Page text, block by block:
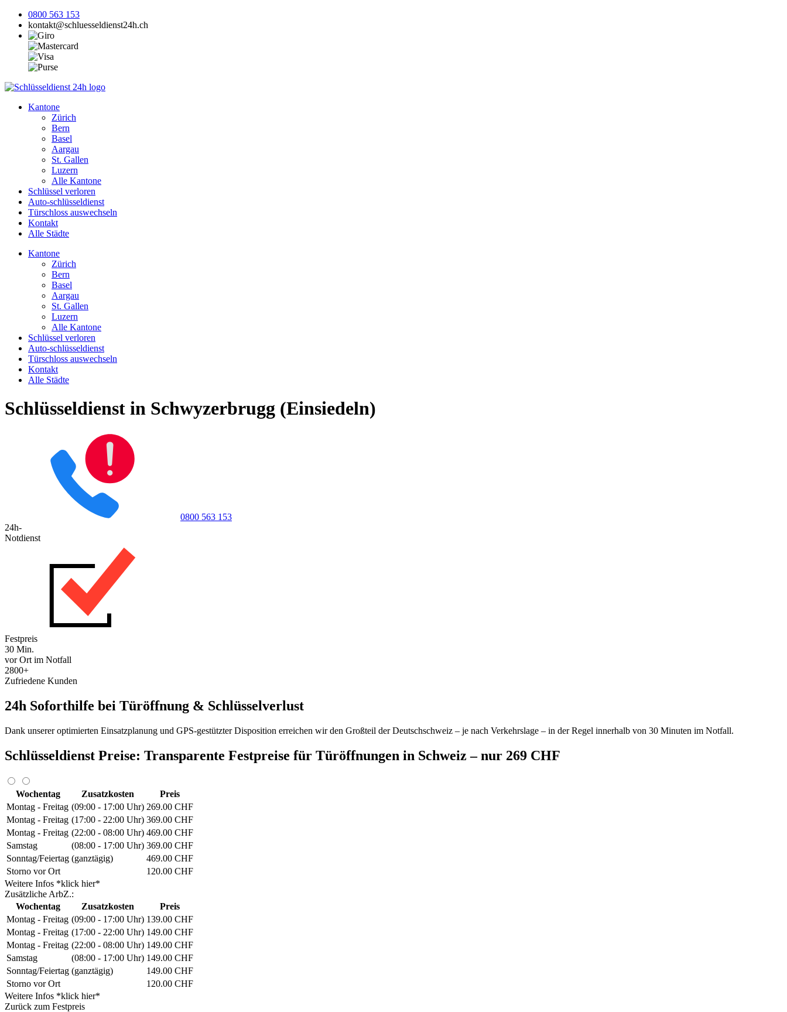
0800 563 153
kontakt@schluesseldienst24h.ch
Kantone
Zürich
Bern
Basel
Aargau
St. Gallen
Luzern
Alle Kantone
Schlüssel verloren
Auto-schlüsseldienst
Türschloss auswechseln
Kontakt
Alle Städte
Kantone
Zürich
Bern
Basel
Aargau
St. Gallen
Luzern
Alle Kantone
Schlüssel verloren
Auto-schlüsseldienst
Türschloss auswechseln
Kontakt
Alle Städte
Schlüsseldienst in Schwyzerbrugg (Einsiedeln)
0800 563 153
24h-
Notdienst
Festpreis
30 Min.
vor Ort im Notfall
2800+
Zufriedene Kunden
24h Soforthilfe bei Türöffnung & Schlüsselverlust
Dank unserer optimierten Einsatzplanung und GPS-gestützter Disposition erreichen wir den Großteil der Deutschschweiz – je nach Verkehrslage – in der Regel innerhalb von 30 Minuten im Notfall.
Schlüsseldienst Preise: Transparente Festpreise für Türöffnungen in Schweiz – nur 269 CHF
Wochentag Zusatzkosten
Preis
Montag - Freitag (09:00 - 17:00 Uhr) 269.00 CHF
Montag - Freitag (17:00 - 22:00 Uhr) 369.00 CHF
Montag - Freitag (22:00 - 08:00 Uhr) 469.00 CHF
Samstag
(08:00 - 17:00 Uhr) 369.00 CHF
Sonntag/Feiertag (ganztägig)
469.00 CHF
Storno vor Ort
120.00 CHF
Weitere Infos *klick hier*
Zusätzliche ArbZ.:
Wochentag
Zusatzkosten
Preis
Montag - Freitag (09:00 - 17:00 Uhr) 139.00 CHF
Montag - Freitag (17:00 - 22:00 Uhr) 149.00 CHF
Montag - Freitag (22:00 - 08:00 Uhr) 149.00 CHF
Samstag
(08:00 - 17:00 Uhr) 149.00 CHF
Sonntag/Feiertag (ganztägig)
149.00 CHF
Storno vor Ort
120.00 CHF
Weitere Infos *klick hier*
Zurück zum Festpreis